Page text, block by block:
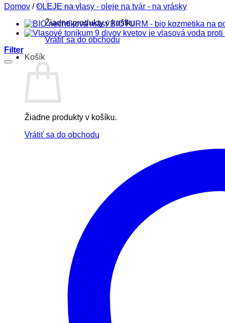
Žiadne produkty v košíku.
Vrátiť sa do obchodu
Košík
Žiadne produkty v košíku.
Vrátiť sa do obchodu
Domov / OLEJE na vlasy - oleje na tvár - na vrásky
Filter